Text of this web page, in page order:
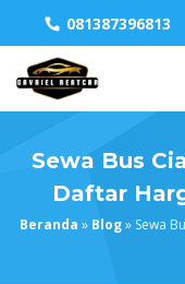
content
081387396813
Sewa Bus
Daftar
Beranda » Blog» Sewa